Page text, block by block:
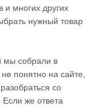
и многих других
нужный товар
мы собрали в
понятно на сайте,
со
же ответа